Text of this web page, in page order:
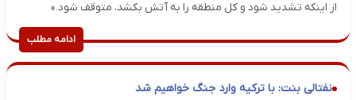
از اینکه تشدید شود و کل منطقه را به آتش بکشد، متوقف شود.»
ادامه مطلب
نفتالی بنت: با ترکیه وارد جنگ خواهیم شد